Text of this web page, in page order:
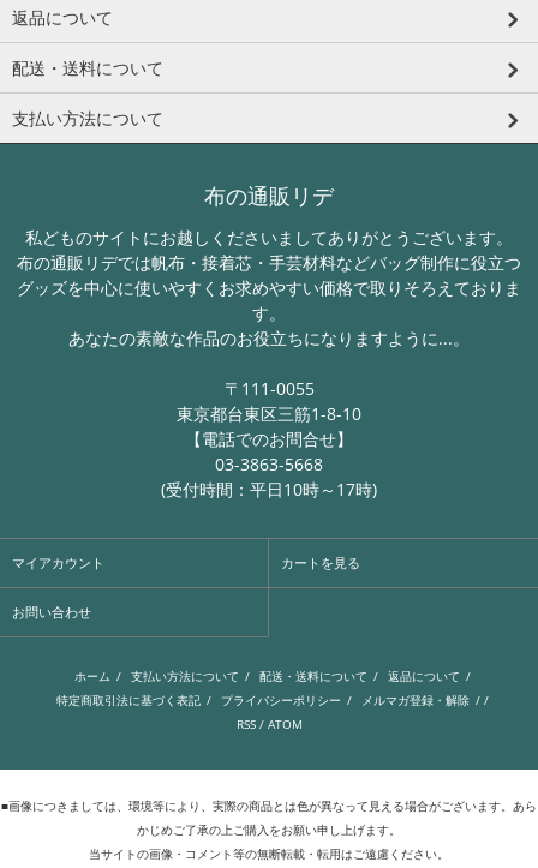
返品について
配送・送料について
支払い方法について
布の通販リデ
私どものサイトにお越しくださいましてありがとうございます。
布の通販リデでは帆布・接着芯・手芸材料などバッグ制作に役立つ
グッズを中心に使いやすくお求めやすい価格で取りそろえておりま
す。
あなたの素敵な作品のお役立ちになりますように...。
〒111-0055
東京都台東区三筋1-8-10
【電話でのお問合せ】
03-3863-5668
(受付時間：平日10時～17時)
マイアカウント カートを見る
お問い合わせ
ホーム / 支払い方法について / 配送・送料について / 返品について /
特定商取引法に基づく表記 / プライバシーポリシー / メルマガ登録・解除 / /
RSS/ ATOM
■画像につきましては、環境等により、実際の商品とは色が異なって見える場合がございます。あら
かじめご了承の上ご購入をお願い申し上げます。
当サイトの画像・コメント等の無断転載・転用はご遠慮ください。